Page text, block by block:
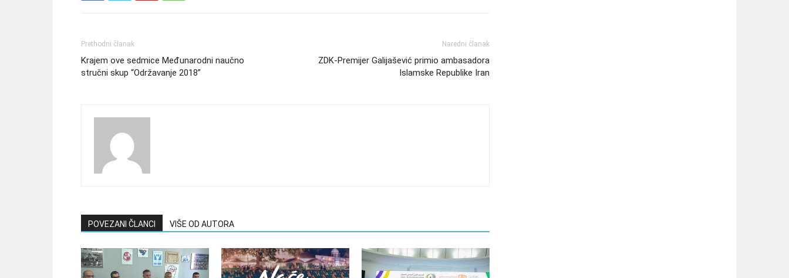
Prethodni članak
Krajem ove sedmice Međunarodni naučno
stručni skup “Održavanje 2018”
Naredni članak
ZDK-Premijer Galijašević primio ambasadora
Islamske Republike Iran
POVEZANI ČLANCI VIŠE OD AUTORA